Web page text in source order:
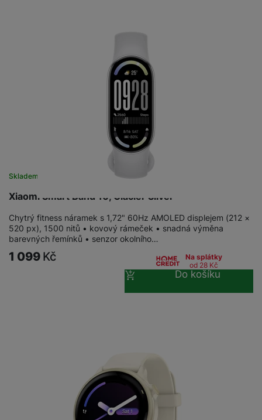
Xiaomi Smart Band 10, Glacier Silver
Skladem
Chytrý fitness náramek s 1,72" 60Hz AMOLED displejem (212 ×
520 px), 1500 nitů • kovový rámeček • snadná výměna
barevných řemínků • senzor okolního…
1 099 Kč
Na splátky
od 28 Kč
Do košíku